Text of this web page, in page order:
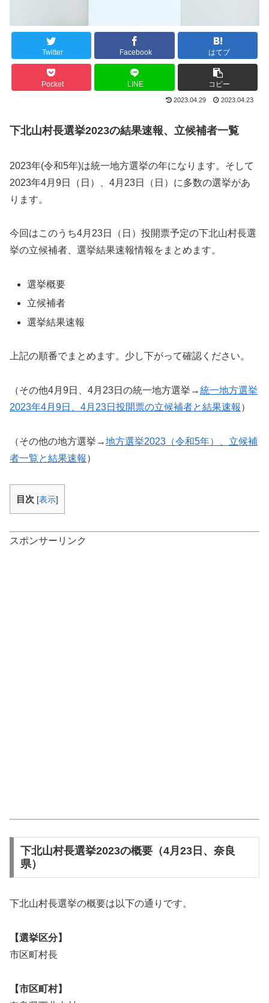
Twitter Facebook はてブ
Pocket LINE コピー
2023.04.29 2023.04.23
下北山村長選挙2023の結果速報、立候補者一覧
2023年(令和5年)は統一地方選挙の年になります。そして
2023年4月9日（日）、4月23日（日）に多数の選挙があ
ります。
今回はこのうち4月23日（日）投開票予定の下北山村長選
挙の立候補者、選挙結果速報情報をまとめます。
選挙概要
立候補者
選挙結果速報
上記の順番でまとめます。少し下がって確認ください。
（その他4月9日、4月23日の統一地方選挙→統一地方選挙
2023年4月9日、4月23日投開票の立候補者と結果速報 ）
（その他の地方選挙→地方選挙2023（令和5年）、立候補
者一覧と結果速報 ）
目次 [表示]
スポンサーリンク
下北山村長選挙2023の概要（4月23日、奈良
県）
下北山村長選挙の概要は以下の通りです。
【選挙区分】
市区町村長
【市区町村】